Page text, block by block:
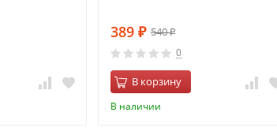
389 ₽ 540₽
0
В корзину
В наличии